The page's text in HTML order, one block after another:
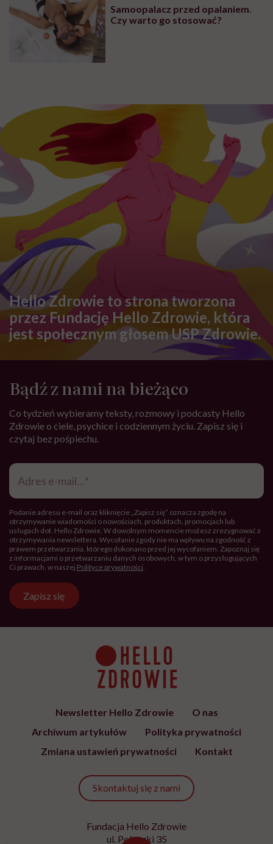
Samoopalacz przed opalaniem.
Czy warto go stosować?
Hello Zdrowie to strona tworzona
przez Fundację Hello Zdrowie, która
jest społecznym głosem USP Zdrowie.
Bądź z nami na bieżąco
Co tydzień wybieramy teksty, rozmowy i podcasty Hello
Zdrowie o ciele, psychice i codziennym życiu. Zapisz się i
czytaj bez pośpiechu.
Adres
mail*
Podanie adresu e-mail oraz kliknięcie „Zapisz się” oznacza zgodę na
otrzymywanie wiadomości o nowościach, produktach, promocjach lub
usługach dot. Hello Zdrowie. W dowolnym momencie możesz zrezygnować z
otrzymywania newslettera. Wycofanie zgody nie ma wpływu na zgodność z
prawem przetwarzania, którego dokonano przed jej wycofaniem. Zapoznaj się
z informacjami o przetwarzaniu danych osobowych, w tym o przysługujących
Ci prawach, w naszej Polityce prywatności.
Zapisz się
Newsletter Hello Zdrowie
O nas
Archiwum artykułów
Polityka prywatności
Zmiana ustawień prywatności
Kontakt
Skontaktuj się z nami
Fundacja Hello Zdrowie
ul. Poleczki 35